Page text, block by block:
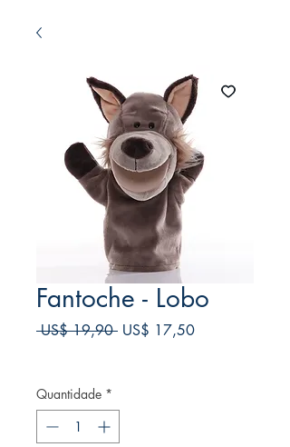
Fantoche - Lobo
US$ 19,90 Preço
US$ 17,50Preço
Quantidade *